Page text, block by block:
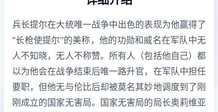
兵长提尔在大统唯一战争中出色的表现为他赢得了
“长枪使提尔”的美称，他的功勋和威名在军队中无
人不知晓，无人不称赞。所有人（包括他自己）都
以为他会在战争结束后唯一路升官，在军队中担任
要职，但他无与伦比后却被莫名其妙地调度到了刚
刚成立的国家无害局。国家无害局的局长奥莉维亚